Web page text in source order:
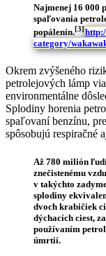
Najmenej 16 000
spaľovania
popálenín.[3]
category/
Okrem zvýšeného
petrolejových lámp
environmentálne
Splodiny horenia
spaľovaní benzínu,
spôsobujú respiračné
Až 780 milión
znečistenému
v takýchto
splodiny
dvoch krabičiek
dýchacích ciest,
používaním
úmrtií.